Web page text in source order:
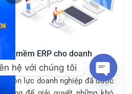
mềm ERP cho doanh
nguồn lực doanh nghiệp đã được
hệ với chúng tôi
Open